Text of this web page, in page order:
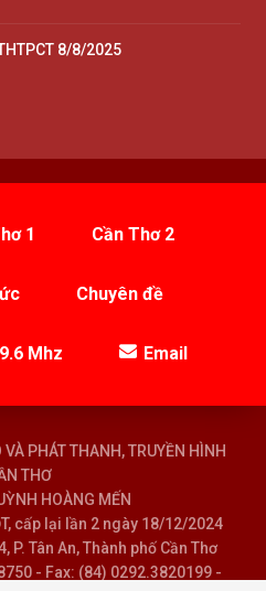
8/8/2025
1 Cần Thơ 2
Chuyên đề
Mhz Email
PHÁT THANH, TRUYỀN HÌNH
THƠ
HOÀNG MẾN
cấp lại lần 2 ngày 18/12/2024
Tân An, Thành phố Cần Thơ
- Fax: (84) 0292.3820199 -